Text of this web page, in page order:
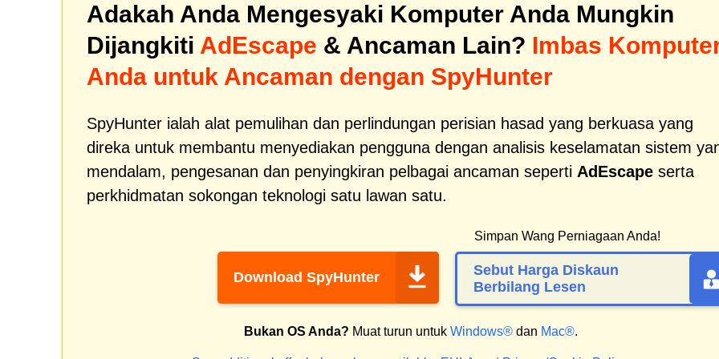
Adakah Anda Mengesyaki Komputer Anda Mungkin
Dijangkiti AdEscape & Ancaman Lain? Imbas
Anda untuk Ancaman dengan SpyHunter
SpyHunter ialah alat pemulihan dan perlindungan perisian hasad yang berkuasa yang
direka untuk membantu menyediakan pengguna dengan analisis keselamatan sistem
mendalam, pengesanan dan penyingkiran pelbagai ancaman seperti AdEscape serta
perkhidmatan sokongan teknologi satu lawan satu.
Download SpyHunter
Simpan Wang Perniagaan Anda!
Sebut Harga Diskaun
Berbilang Lesen
Bukan OS Anda? Muat turun untuk Windows® dan Mac®.